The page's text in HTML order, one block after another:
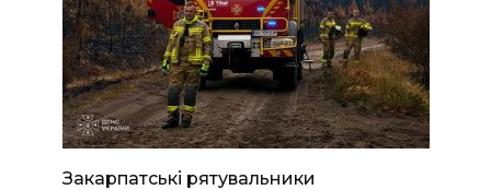
Закарпатські рятувальники